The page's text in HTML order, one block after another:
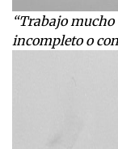
“Trabajo
incompleto o